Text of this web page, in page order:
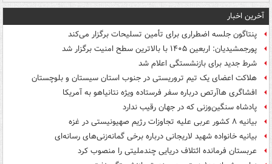
آخرین اخبار
پنتاگون جلسه اضطراری برای تأمین تسلیحات برگزار می‌کند
پورجمشیدیان: اربعین ۱۴۰۵ با بالاترین سطح امنیت برگزار شد
شرط جدید برای بازنشستگی اعلام شد
هلاکت اعضای یک تیم تروریستی در جنوب استان سیستان و بلوچستان
افشاگری هاآرتص درباره سفر فرستاده ویژه نتانیاهو به آمریکا
پادشاه سنگین‌وزنی که در جهان رقیب ندارد
بیانیه ۸ کشور عربی علیه تجاوزات رژیم صهیونیستی در غزه
بیانیه خانواده شهید لاریجانی درباره برخی گمانه‌زنی‌های رسانه‌ای
عربستان فرمانده ائتلاف دریایی چندملیتی را منصوب کرد